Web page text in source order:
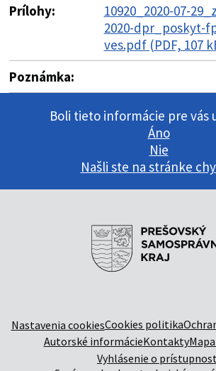
Prílohy:
10920_2020-07-
2020-dpr_poskyt-
ves.pdf (PDF, 107
Poznámka:
Boli tieto informácie pre vás
Áno
Nie
Našli ste na stránke
Nastavenia cookiesCookies politika
Autorské informácieKontakty
Vyhlásenie o